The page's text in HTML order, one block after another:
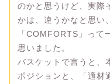
のかと思うけど、実際
かは、違うかなと思い
「COMFORTS」って
思いました。
バスケットで言うと、
ポジションと、「適材